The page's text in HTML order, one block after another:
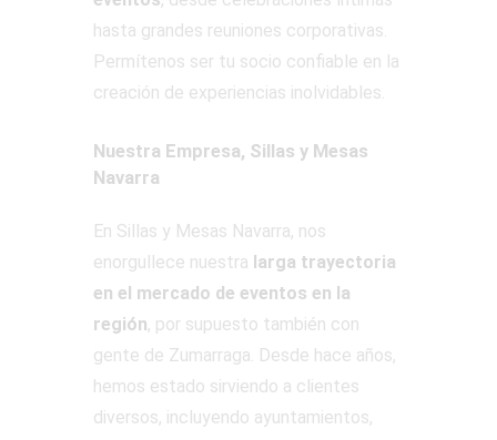
hasta grandes reuniones corporativas.
Permítenos ser tu socio confiable en la
creación de experiencias inolvidables.
Nuestra Empresa, Sillas y Mesas
Navarra
En Sillas y Mesas Navarra, nos
enorgullece nuestra larga trayectoria
en el mercado de eventos en la
región, por supuesto también con
gente de Zumarraga. Desde hace años,
hemos estado sirviendo a clientes
diversos, incluyendo ayuntamientos,